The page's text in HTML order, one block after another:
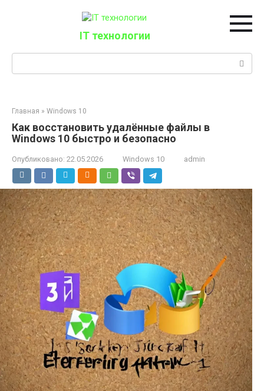
IT технологии
Главная » Windows 10
Как восстановить удалённые файлы в
Windows 10 быстро и безопасно
Опубликовано: 22.05.2026 Windows 10 admin